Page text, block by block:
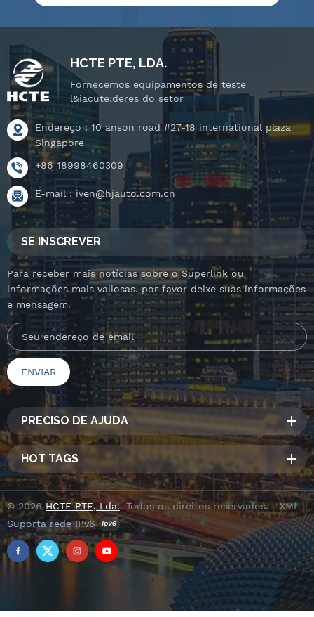
HCTE PTE, LDA.
Fornecemos equipamentos de teste
l&iacute;deres do setor
Endereço : 10 anson road #27-18 international plaza
Singapore
+86 18998460309
E-mail :iven@hjauto.com.cn
SE INSCREVER
Para receber mais notícias sobre o Superlink ou
informações mais valiosas. por favor deixe suas informações
e mensagem.
PRECISO DE AJUDA
HOT TAGS
© 2026HCTE PTE, Lda.. Todos os direitos reservados. | XML
|
Suporta rede IPv6